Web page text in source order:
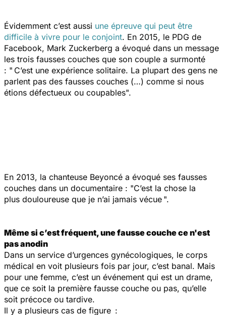
Évidemment c’est aussi une épreuve qui peut être
difficile à vivre pour le conjoint. En 2015, le PDG de
Facebook, Mark Zuckerberg a évoqué dans un message
les trois fausses couches que son couple a surmonté
: " C’est une expérience solitaire. La plupart des gens ne
parlent pas des fausses couches (…) comme si nous
étions défectueux ou coupables".
En 2013, la chanteuse Beyoncé a évoqué ses fausses
couches dans un documentaire : "C’est la chose la
plus douloureuse que je n’ai jamais vécue ".
Même si c’est fréquent, une fausse couche ce n'est
pas anodin
Dans un service d’urgences gynécologiques, le corps
médical en voit plusieurs fois par jour, c’est banal. Mais
pour une femme, c’est un événement qui est un drame,
que ce soit la première fausse couche ou pas, qu’elle
soit précoce ou tardive.
Il y a plusieurs cas de figure :